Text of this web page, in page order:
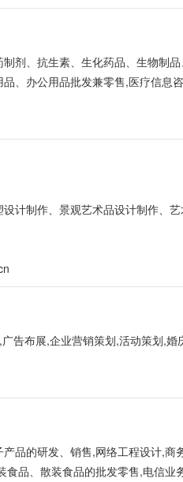
剂、抗生素、生化药品、生物制
、办公用品批发兼零售,医疗信息
计制作、景观艺术品设计制作、
布展,企业营销策划,活动策划,婚
品的研发、销售,网络工程设计,商
品、散装食品的批发零售,电信